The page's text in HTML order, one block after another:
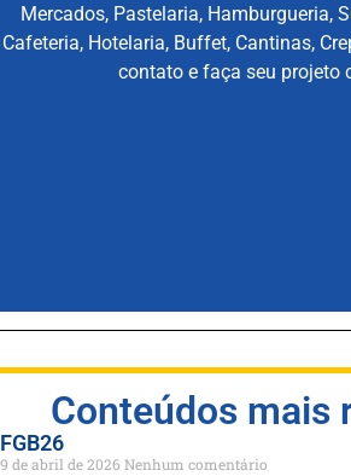
Mercados, Pastelaria, Hamburgueria,
Cafeteria, Hotelaria, Buffet, Cantinas,
contato e faça seu projeto
Conteúdos mais
FGB26
9 de abril de 2026 Nenhum comentário